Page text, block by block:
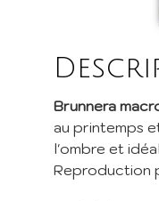
Brunnera
au printemps
l'ombre et
Reproduction